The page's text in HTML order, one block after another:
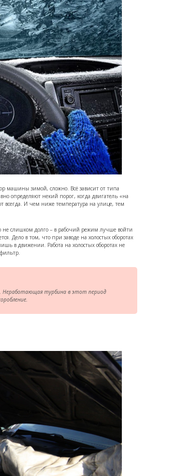
машины зимой, сложно. Всё зависит от типа
определяют некий порог, когда двигатель «на
всегда. И чем ниже температура на улице, тем
не слишком долго – в рабочий режим лучше войти
Дело в том, что при заводе на холостых оборотах
в движении. Работа на холостых оборотах не
Неработающая турбина в этот период